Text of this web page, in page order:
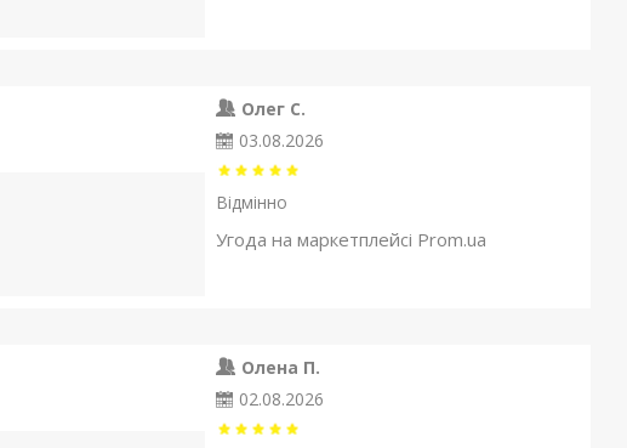
Олег С.
03.08.2026
Відмінно
Угода на маркетплейсі Prom.ua
Олена П.
02.08.2026